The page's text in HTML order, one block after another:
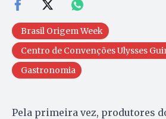
Brasil Origem Week
Centro de Convenções Ulysses
Gastronomia
Pela primeira vez, produtores